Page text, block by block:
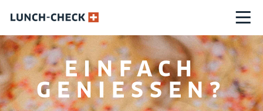
EINFACH
GENIESSEN?